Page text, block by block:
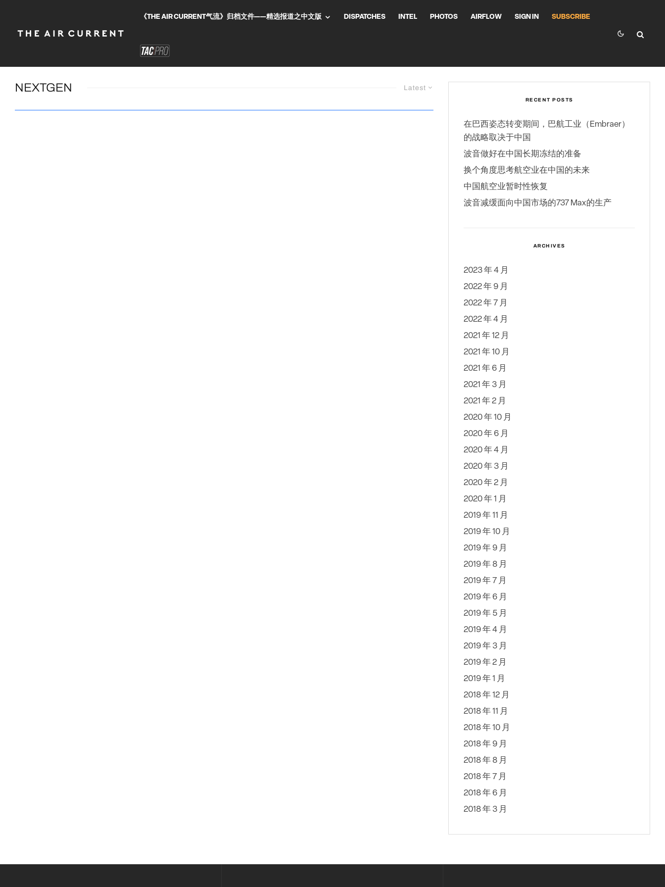
《THE AIR CURRENT气流》归档文件——精选报道之中文版 DISPATCHES INTEL PHOTOS AIRFLOW SIGN IN SUBSCRIBE
Latest
NEXTGEN
RECENT POSTS
在巴西姿态转变期间，巴航工业（Embraer）
的战略取决于中国
波音做好在中国长期冻结的准备
换个角度思考航空业在中国的未来
中国航空业暂时性恢复
波音减缓面向中国市场的737 Max的生产
ARCHIVES
2023 年 4 月
2022 年 9 月
2022 年 7 月
2022 年 4 月
2021 年 12 月
2021 年 10 月
2021 年 6 月
2021 年 3 月
2021 年 2 月
2020 年 10 月
2020 年 6 月
2020 年 4 月
2020 年 3 月
2020 年 2 月
2020 年 1 月
2019 年 11 月
2019 年 10 月
2019 年 9 月
2019 年 8 月
2019 年 7 月
2019 年 6 月
2019 年 5 月
2019 年 4 月
2019 年 3 月
2019 年 2 月
2019 年 1 月
2018 年 12 月
2018 年 11 月
2018 年 10 月
2018 年 9 月
2018 年 8 月
2018 年 7 月
2018 年 6 月
2018 年 3 月